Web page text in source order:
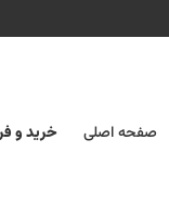
صفحه اصلی خرید و